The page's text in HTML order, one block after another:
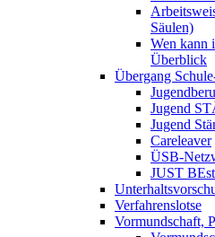
Säulen)
Wen kann
Überblick
Übergang
Jugend
Jugend
Careleaver
ÜSB-
JUST BEst
Verfahrenslotse
Vormundschaft,